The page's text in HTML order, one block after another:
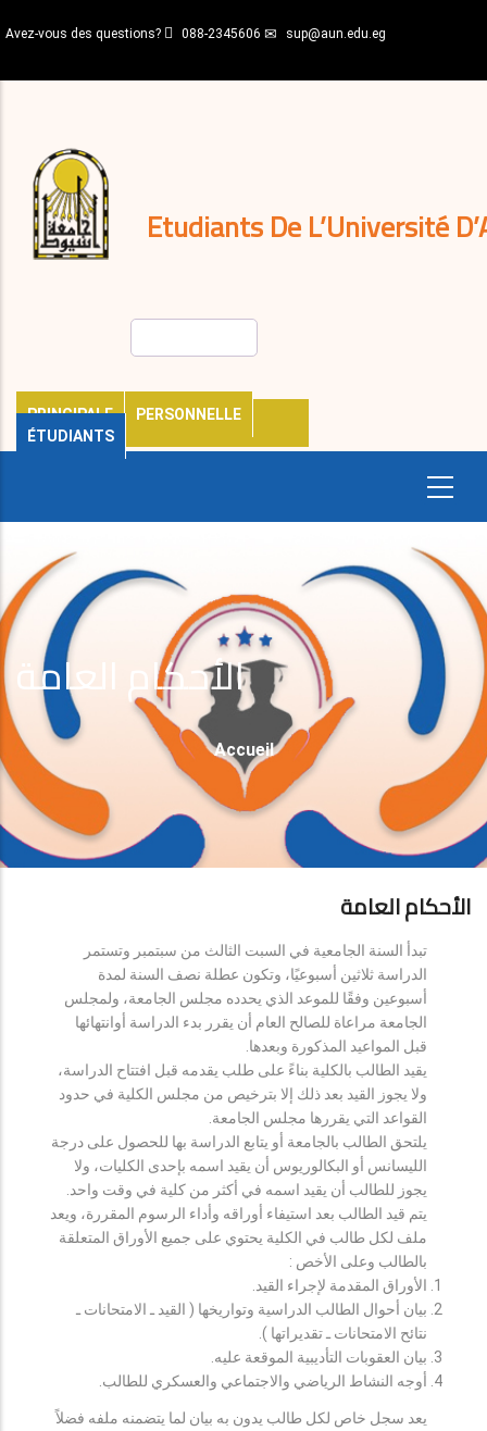
au
principal
Avez-vous des questions? 088-2345606 sup@aun.edu.eg
Etudiants De L’Université
PRINCIPALE
PERSONNELLE
ÉTUDIANTS
décisions
Expatriés
Journal
الأحكام العامة
Fil
D'Ariane
Accueil
الأحكام العامة
تبدأ السنة الجامعية في السبت الثالث من سبتمبر وتستمر
الدراسة ثلاثين أسبوعيًا، وتكون عطلة نصف السنة لمدة
أسبوعين وفقًا للموعد الذي يحدده مجلس الجامعة، ولمجلس
الجامعة مراعاة للصالح العام أن يقرر بدء الدراسة أوانتهائها
قبل المواعيد المذكورة وبعدها.
يقيد الطالب بالكلية بناءً على طلب يقدمه قبل افتتاح الدراسة،
ولا يجوز القيد بعد ذلك إلا بترخيص من مجلس الكلية في حدود
القواعد التي يقررها مجلس الجامعة.
يلتحق الطالب بالجامعة أو يتابع الدراسة بها للحصول على درجة
الليسانس أو البكالوريوس أن يقيد اسمه بإحدى الكليات، ولا
يجوز للطالب أن يقيد اسمه في أكثر من كلية في وقت واحد.
يتم قيد الطالب بعد استيفاء أوراقه وأداء الرسوم المقررة، ويعد
ملف لكل طالب في الكلية يحتوي على جميع الأوراق المتعلقة
بالطالب وعلى الأخص :
الأوراق المقدمة لإجراء القيد.
بيان أحوال الطالب الدراسية وتواريخها ( القيد ـ الامتحانات ـ
نتائح الامتحانات ـ تقديراتها ).
بيان العقوبات التأديبية الموقعة عليه.
أوجه النشاط الرياضي والاجتماعي والعسكري للطالب.
يعد سجل خاص لكل طالب يدون به بيان لما يتضمنه ملفه فضلاً